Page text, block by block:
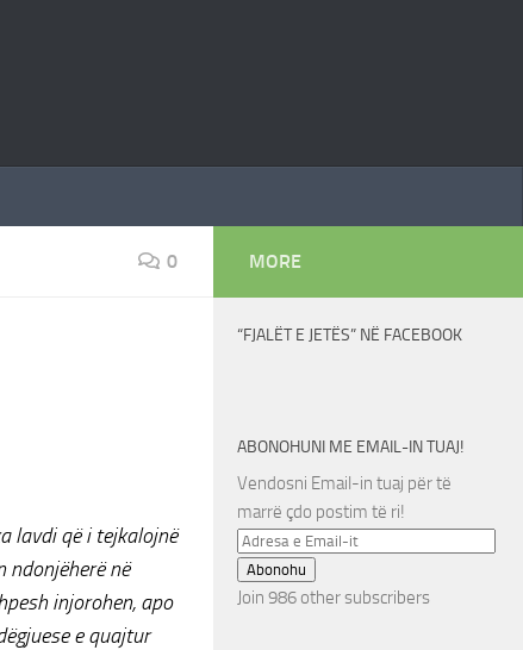
0
lavdi që i tejkalojnë
ndonjëherë në
injorohen, apo
e quajtur
MORE
“FJALËT E JETËS” NË FACEBOOK
ABONOHUNI ME EMAIL-IN TUAJ!
Vendosni Email-in tuaj për të
marrë çdo postim të ri!
Adresa
e
Email-
Abonohu
Join 986 other subscribers